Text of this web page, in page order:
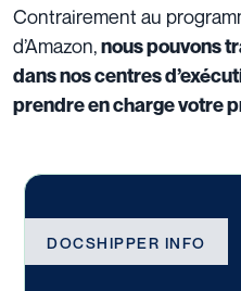
Contrairement au
d’Amazon,nous pouvons
dans nos centres
prendre en charge votre
DOCSHIPPER INFO